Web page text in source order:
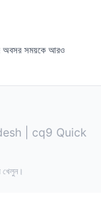
অবসর সময়কে আরও
| cq9 Quick
খেলুন।